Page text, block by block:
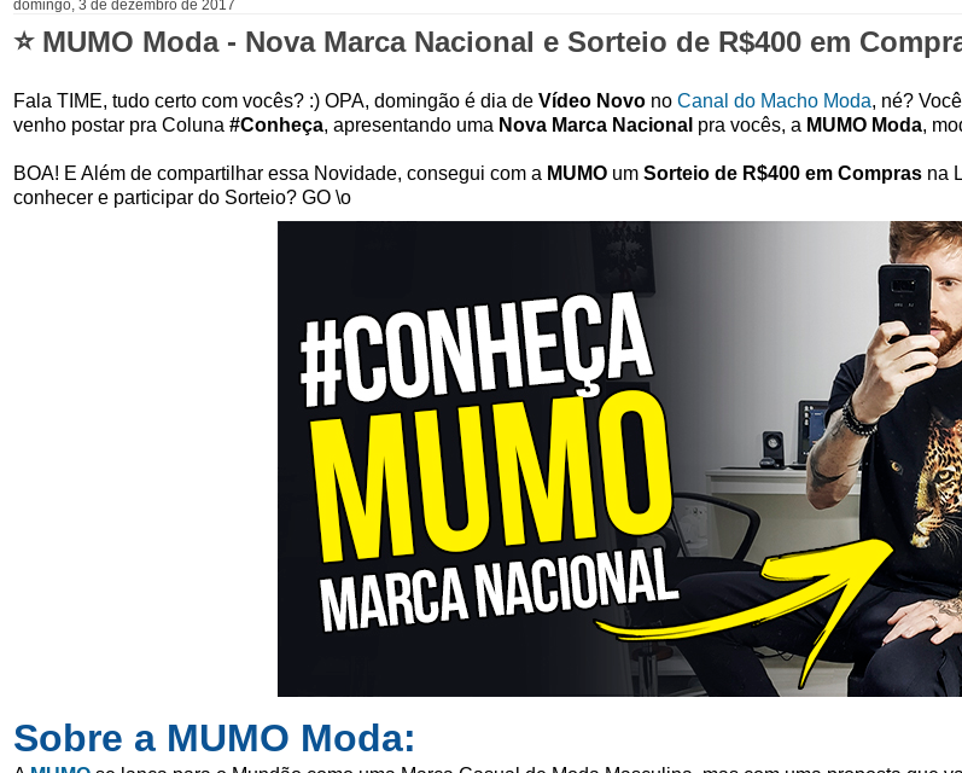
domingo, 3 de dezembro de 2017
⭐ MUMO Moda - Nova Marca Nacional e Sorteio de R$400 em
Fala TIME, tudo certo com vocês? :) OPA, domingão é dia de Vídeo Novo no Canal do Macho Moda, né?
venho postar pra Coluna #Conheça, apresentando uma Nova Marca Nacional pra vocês, a MUMO Moda,
BOA! E Além de compartilhar essa Novidade, consegui com a MUMO um Sorteio de R$400 em Compras na
conhecer e participar do Sorteio? GO \o
Sobre a MUMO Moda: